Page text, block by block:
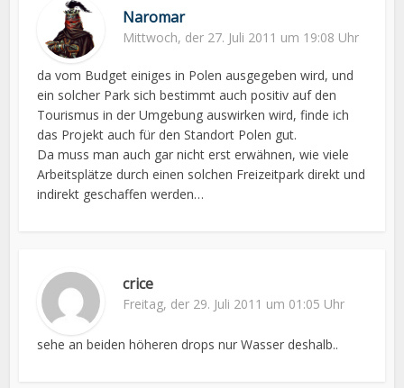
Naromar
Mittwoch, der 27. Juli 2011 um 19:08 Uhr
da vom Budget einiges in Polen ausgegeben wird, und
ein solcher Park sich bestimmt auch positiv auf den
Tourismus in der Umgebung auswirken wird, finde ich
das Projekt auch für den Standort Polen gut.
Da muss man auch gar nicht erst erwähnen, wie viele
Arbeitsplätze durch einen solchen Freizeitpark direkt und
indirekt geschaffen werden…
crice
Freitag, der 29. Juli 2011 um 01:05 Uhr
sehe an beiden höheren drops nur Wasser deshalb..